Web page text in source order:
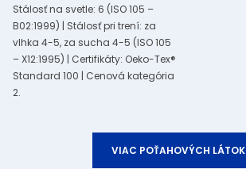
Stálosť na svetle: 6 (ISO 105 –
B02:1999) | Stálosť pri trení: za
vlhka 4-5, za sucha 4-5 (ISO 105
– X12:1995) | Certifikáty: Oeko-Tex®
Standard 100 | Cenová kategória
2.
VIAC POŤAHOVÝCH LÁTOK